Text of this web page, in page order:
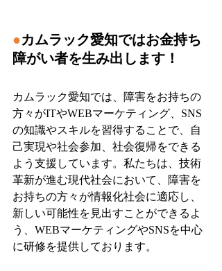
●カムラック愛知ではお金持ち
障がい者を生み出します！
カムラック愛知では、障害をお持ちの
方々がITやWEBマーケティング、SNS
の知識やスキルを習得することで、自
己実現や社会参加、社会復帰をできる
よう支援しています。私たちは、技術
革新が進む現代社会において、障害を
お持ちの方々が情報化社会に適応し、
新しい可能性を見出すことができるよ
う、WEBマーケティングやSNSを中心
に研修を提供しております。